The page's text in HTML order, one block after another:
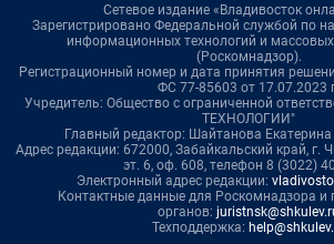
Сетевое издание «Владивосток
Зарегистрировано Федеральной службой по
информационных технологий и
(Роскомнадзор).
Регистрационный номер и дата принятия
ФС 77-85603 от 17.07.2023
Учредитель: Общество с ограниченной
ТЕХНОЛОГИИ"
Главный редактор: Шайтанова
Адрес редакции: 672000, Забайкальский край, г.
эт. 6, оф. 608, телефон 8 (3022)
Электронный адрес редакции:
Контактные данные для Роскомнадзора и
органов:
Техподдержка: